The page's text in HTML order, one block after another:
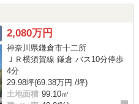
2,080万円
神奈川県鎌倉市十二所
ＪＲ横須賀線 鎌倉 バス10分停歩
4分
29.98坪(69.38万円 /坪)
土地面積 99.10㎡